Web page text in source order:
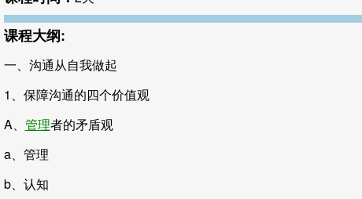
课程大纲:
一、沟通从自我做起
1、保障沟通的四个价值观
A、 管理者的矛盾观
a、管理
b、认知